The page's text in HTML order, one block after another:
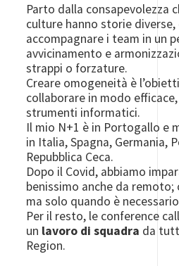
Parto dalla consapevolezza
culture hanno storie
accompagnare i team in un
avvicinamento e
strappi o forzature.
Creare omogeneità è
collaborare in modo
strumenti informatici.
Il mio N+1 è in Portogallo e
in Italia, Spagna, Germania,
Repubblica Ceca.
Dopo il Covid, abbiamo
benissimo anche da
ma solo quando è
Per il resto, le conference
un lavoro di squadra da
Region.